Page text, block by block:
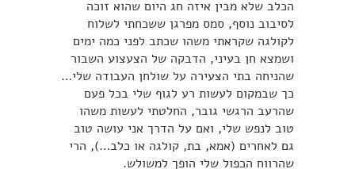
הכלב שלא מבין איזה חג היום שהוא זוכה
לסיבוב נוסף, סמס מפרגן ששכחתי לשלוח
לקולגה שקראתי משהו שכתב לפני כמה ימים
ושמצא חן בעיני, הדבקה של הצעצוע השבור
שהניחה בתי הצעירה על שולחן העבודה שלי…
כך שבמקום לעשות רע לגוף שלי בכל פעם
שהרעב הרגשי גובר, החלטתי לעשות משהו
טוב לנפש שלי, ואם על הדרך אני עושה טוב
גם לאחרים (אמא, בת, קולגה או כלב…), הרי
שהרווח הכפול שלי הופך למשולש.